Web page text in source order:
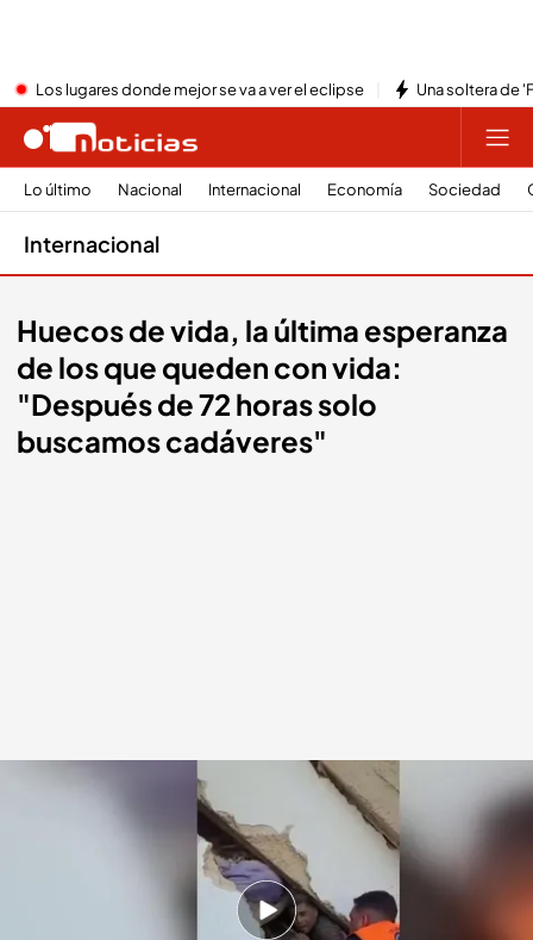
Los lugares donde mejor se va a ver el eclipse Una soltera de
Lo último Nacional Internacional Economía Sociedad
Internacional
Huecos de vida, la última esperanza
de los que queden con vida:
"Después de 72 horas solo
buscamos cadáveres"
Huecos de vida, la última esperanza de los que queden con vida
Marta Aguirregomezcorta
29 JUN 2026 - 16:10h.